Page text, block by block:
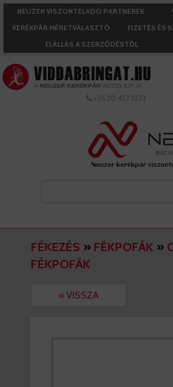
NEUZER VISZONTELADÓ PARTNEREK
KERÉKPÁR MÉRETVÁLASZTÓ
FIZETÉS ÉS
ELÁLLÁS A SZERZŐDÉSTŐL
+36 20 427 1232
FÉKEZÉS » FÉKPOFÁK »
FÉKPOFÁK
« VISSZA